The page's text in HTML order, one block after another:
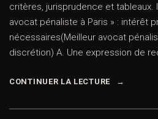
critères, jurisprudence et tableaux.
avocat pénaliste à Paris » : intérêt
nécessaires(Meilleur avocat
discrétion) A. Une expression de
CONTINUER LA LECTURE